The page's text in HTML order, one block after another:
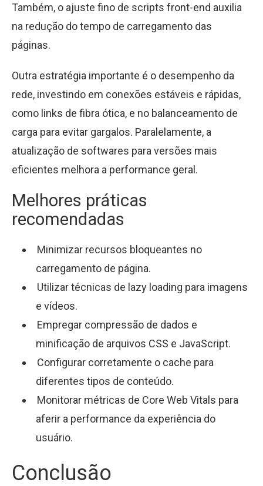
Também, o ajuste fino de scripts front-end auxilia
na redução do tempo de carregamento das
páginas.
Outra estratégia importante é o desempenho da
rede, investindo em conexões estáveis e rápidas,
como links de fibra ótica, e no balanceamento de
carga para evitar gargalos. Paralelamente, a
atualização de softwares para versões mais
eficientes melhora a performance geral.
Melhores práticas
recomendadas
Minimizar recursos bloqueantes no
carregamento de página.
Utilizar técnicas de lazy loading para imagens
e vídeos.
Empregar compressão de dados e
minificação de arquivos CSS e JavaScript.
Configurar corretamente o cache para
diferentes tipos de conteúdo.
Monitorar métricas de Core Web Vitals para
aferir a performance da experiência do
usuário.
Conclusão